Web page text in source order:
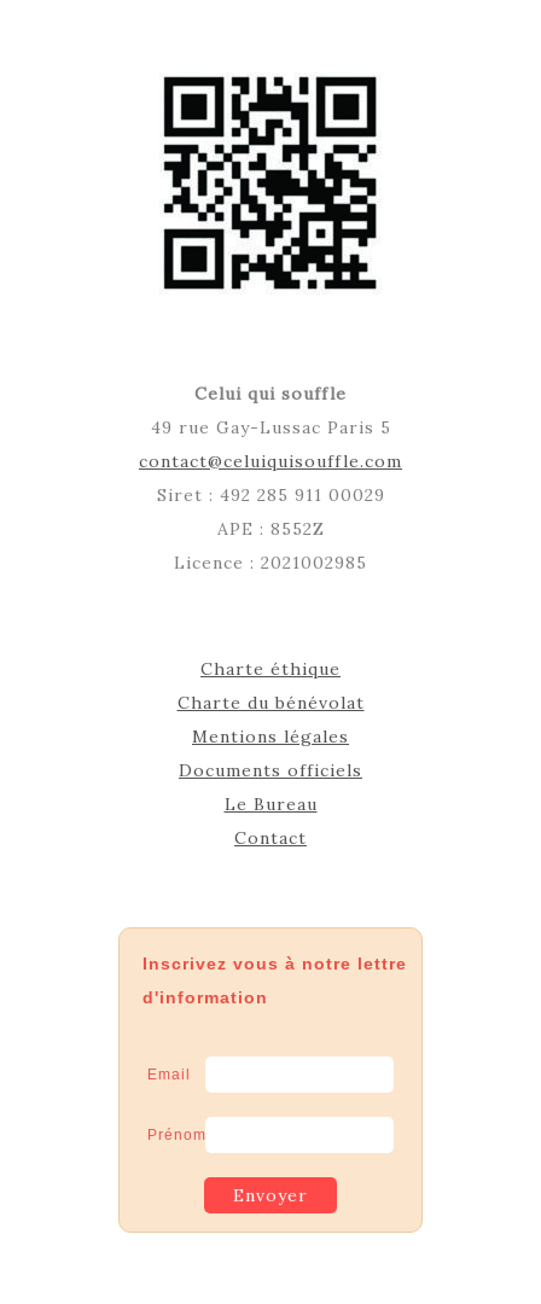
Celui qui souffle
49 rue Gay-Lussac Paris 5
contact@celuiquisouffle.com
Siret : 492 285 911 00029
APE : 8552Z
Licence : 2021002985
Charte éthique
Charte du bénévolat
Mentions légales
Documents officiels
Le Bureau
Contact
Inscrivez vous à notre lettre
d'information
Email
Prénom